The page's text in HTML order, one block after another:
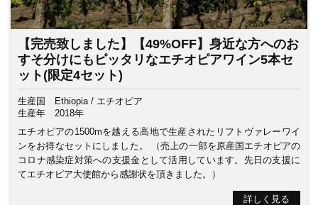
【完売致しました】【49%OFF】身近な方へのお
すそ分けにもピッタリなエチオピアワイン5本セ
ット(限定4セット)
生産国
Ethiopia / エチオピア
生産年
2018年
エチオピアの1500mを越える高地で生産されたリフトヴァレーワイ
ンをお得なセットにしました。 （売上の一部を原産国エチオピアの
コロナ感染症対策への支援金として活用しています。先日の支援に
てエチオピア大使館から感謝状を頂きました。）
詳しく見る